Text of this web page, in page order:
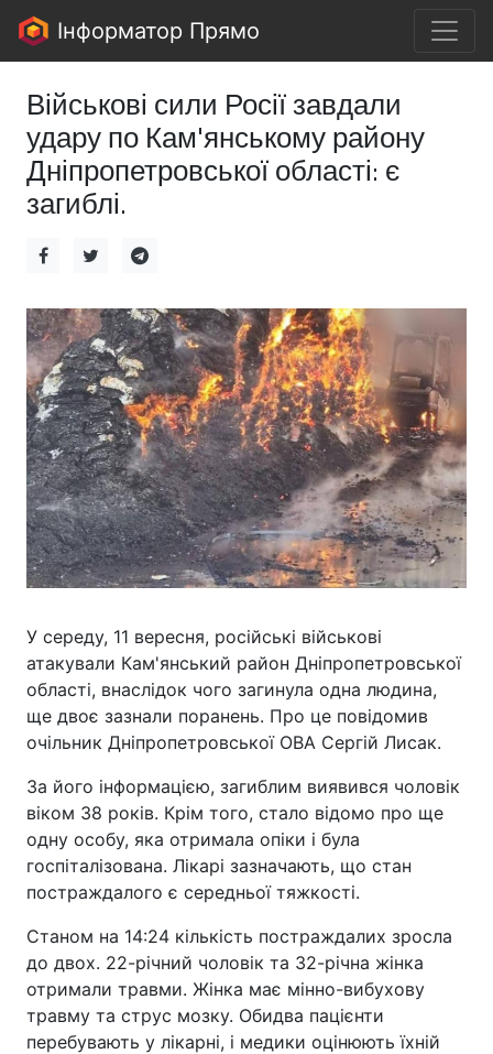
Інформатор Прямо
Військові сили Росії завдали
удару по Кам'янському району
Дніпропетровської області: є
загиблі.
У середу, 11 вересня, російські військові
атакували Кам'янський район Дніпропетровської
області, внаслідок чого загинула одна людина,
ще двоє зазнали поранень. Про це повідомив
очільник Дніпропетровської ОВА Сергій Лисак.
За його інформацією, загиблим виявився чоловік
віком 38 років. Крім того, стало відомо про ще
одну особу, яка отримала опіки і була
госпіталізована. Лікарі зазначають, що стан
постраждалого є середньої тяжкості.
Станом на 14:24 кількість постраждалих зросла
до двох. 22-річний чоловік та 32-річна жінка
отримали травми. Жінка має мінно-вибухову
травму та струс мозку. Обидва пацієнти
перебувають у лікарні, і медики оцінюють їхній